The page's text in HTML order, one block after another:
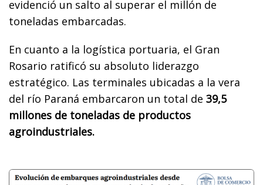
evidenció un salto al superar el millón de
toneladas embarcadas.
En cuanto a la logística portuaria, el Gran
Rosario ratificó su absoluto liderazgo
estratégico. Las terminales ubicadas a la vera
del río Paraná embarcaron un total de 39,5
millones de toneladas de productos
agroindustriales.